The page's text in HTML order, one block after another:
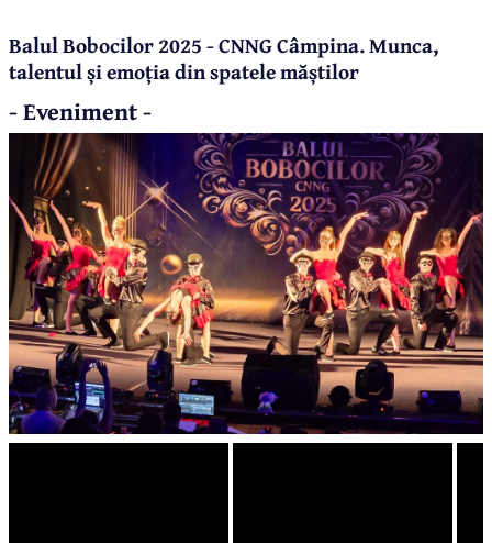
Balul Bobocilor 2025 - CNNG Câmpina. Munca,
talentul și emoția din spatele măștilor
- Eveniment -